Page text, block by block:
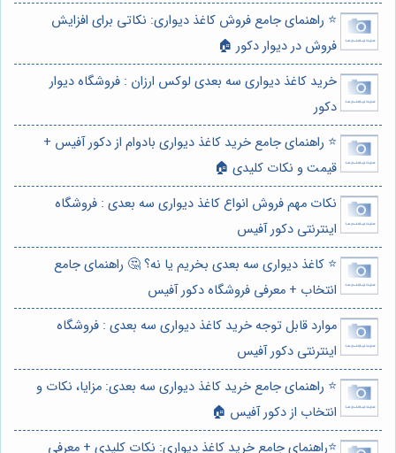
⭐️ راهنمای جامع فروش کاغذ دیواری: نکاتی برای افزایش
فروش در دیوار دکور 🏠
خرید کاغذ دیواری سه بعدی لوکس ارزان : فروشگاه دیوار
دکور
⭐️ راهنمای جامع خرید کاغذ دیواری بادوام از دکور آفیس +
قیمت و نکات کلیدی 🏠
نکات مهم فروش انواع کاغذ دیواری سه بعدی : فروشگاه
اینترنتی دکور آفیس
⭐️ کاغذ دیواری سه بعدی بخریم یا نه؟ 🤔 راهنمای جامع
انتخاب + معرفی فروشگاه دکور آفیس
موارد قابل توجه خرید کاغذ دیواری سه بعدی : فروشگاه
اینترنتی دکور آفیس
⭐️ راهنمای جامع خرید کاغذ دیواری سه بعدی: مزایا، نکات و
انتخاب از دکور آفیس 🏠
⭐️راهنمای جامع خرید کاغذ دیواری: نکات کلیدی + معرفی